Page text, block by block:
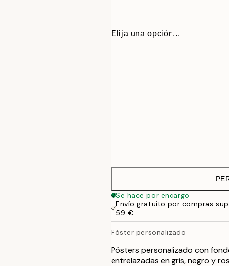
Elija una opción...
50x70 cm
Se hace por encargo
Envío gratuito por compras
59 €
Póster personalizado
Pósters personalizado con
entrelazadas en gris, negro y